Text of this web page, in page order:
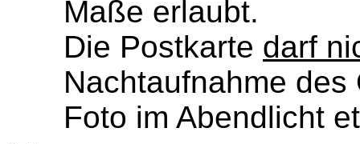
Maße erlaubt.
Die Postkarte darf
Nachtaufnahme des
Foto im Abendlicht